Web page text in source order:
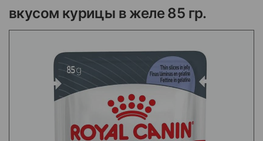
вкусом курицы в желе 85 гр.